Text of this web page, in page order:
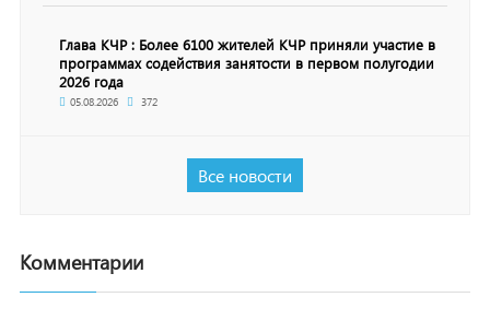
Глава КЧР : Более 6100 жителей КЧР приняли участие в
программах содействия занятости в первом полугодии
2026 года
05.08.2026 372
Все новости
Комментарии